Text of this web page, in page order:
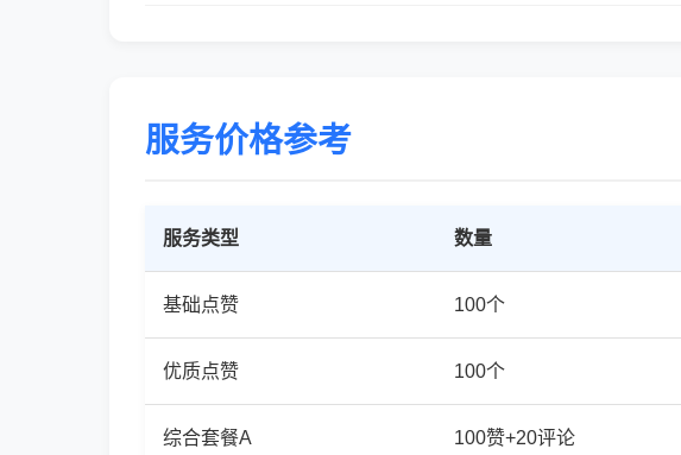
服务价格参考
服务类型 数量
基础点赞 100个
优质点赞 100个
综合套餐A 100赞+20评论